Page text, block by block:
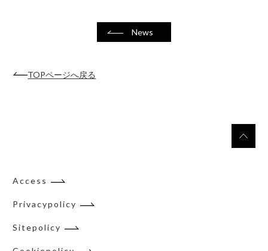
News
TOPページへ戻る
Access
Privacypolicy
Sitepolicy